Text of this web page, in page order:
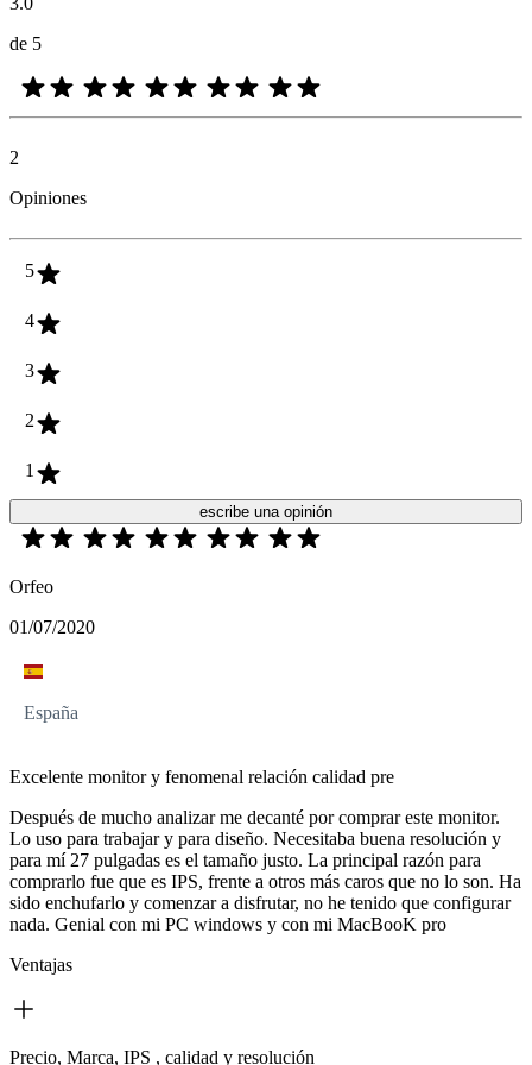
de 5
2
Opiniones
5
4
3
2
1
escribe una opinión
Orfeo
01/07/2020
España
Excelente monitor y fenomenal relación calidad pre
Después de mucho analizar me decanté por comprar este monitor.
Lo uso para trabajar y para diseño. Necesitaba buena resolución y
para mí 27 pulgadas es el tamaño justo. La principal razón para
comprarlo fue que es IPS, frente a otros más caros que no lo son. Ha
sido enchufarlo y comenzar a disfrutar, no he tenido que configurar
nada. Genial con mi PC windows y con mi MacBooK pro
Ventajas
Precio, Marca, IPS , calidad y resolución